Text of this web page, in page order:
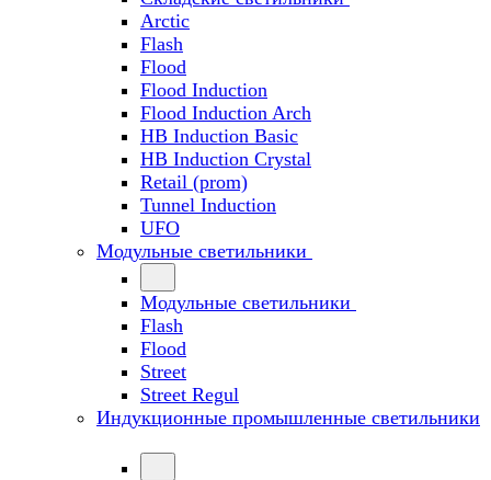
Arctic
Flash
Flood
Flood Induction
Flood Induction Arch
HB Induction Basic
HB Induction Crystal
Retail (prom)
Tunnel Induction
UFO
Модульные светильники
Модульные светильники
Flash
Flood
Street
Street Regul
Индукционные промышленные светильники